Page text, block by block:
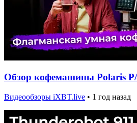
Обзор кофемашины Polaris
Видеообзоры iXBT.live • 1 год назад